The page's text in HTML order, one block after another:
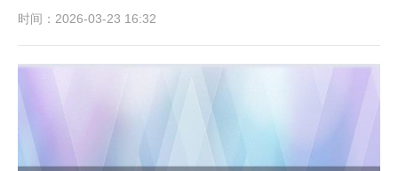
时间：2026-03-23 16:32